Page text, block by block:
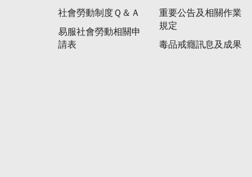
社會勞動制度Ｑ＆Ａ
易服社會勞動相關申
請表
重要公告及相關作業
規定
毒品戒癮訊息及成果